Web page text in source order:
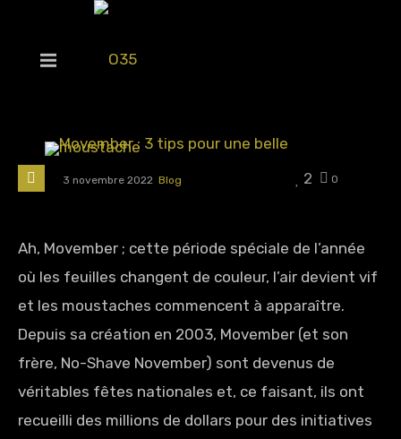
3 novembre 2022 Blog 0
2
Ah, Movember ; cette période spéciale de l’année
où les feuilles changent de couleur, l’air devient vif
et les moustaches commencent à apparaître.
Depuis sa création en 2003, Movember (et son
frère, No-Shave November) sont devenus de
véritables fêtes nationales et, ce faisant, ils ont
recueilli des millions de dollars pour des initiatives